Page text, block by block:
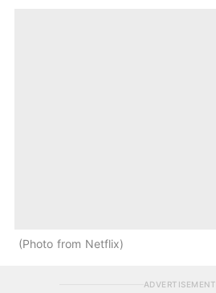
Photo from Netflix
ADVERTISEMENT